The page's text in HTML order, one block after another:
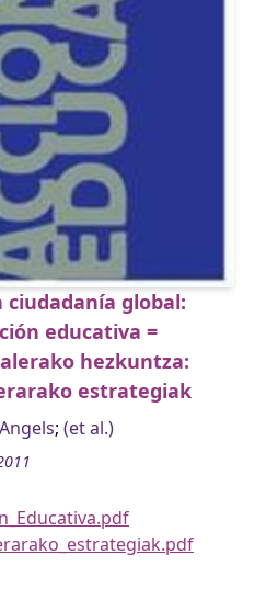
ciudadanía global:
educativa =
hezkuntza:
estrategiak
; (et al.)